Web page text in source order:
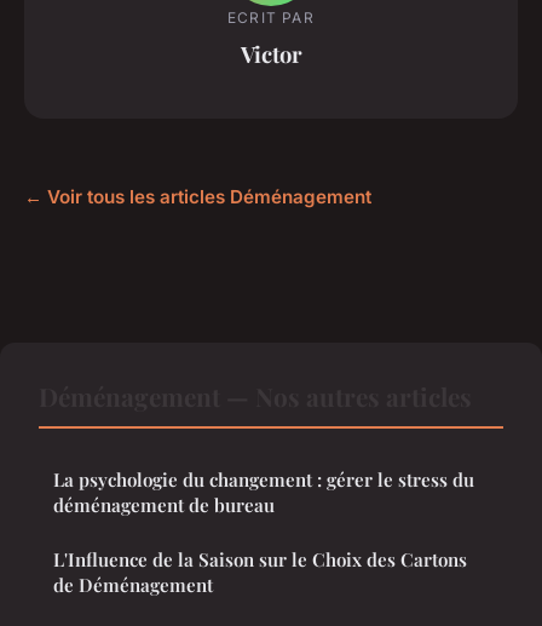
ECRIT PAR
Victor
← Voir tous les articles Déménagement
La psychologie du changement : gérer le stress du
déménagement de bureau
L'Influence de la Saison sur le Choix des Cartons
de Déménagement